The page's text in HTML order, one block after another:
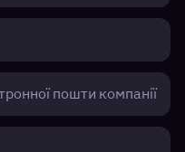
пошти компанії